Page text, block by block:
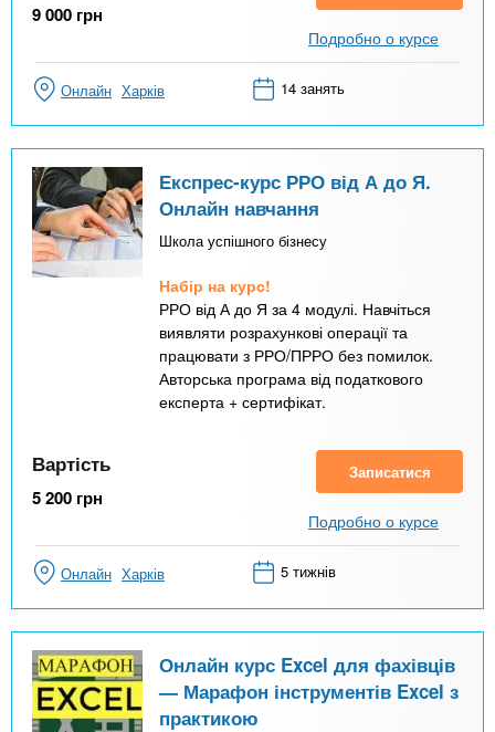
9 000 грн
Подробно о курсе
Онлайн Харків 14 занять
Експрес-курс РРО від А до Я.
Онлайн навчання
Школа успішного бізнесу
Набір на курс!
РРО від А до Я за 4 модулі. Навчіться
виявляти розрахункові операції та
працювати з РРО/ПРРО без помилок.
Авторська програма від податкового
експерта + сертифікат.
Вартість
5 200 грн
Записатися
Подробно о курсе
Онлайн Харків 5 тижнів
Онлайн курс Excel для фахівців
— Марафон інструментів Excel з
практикою